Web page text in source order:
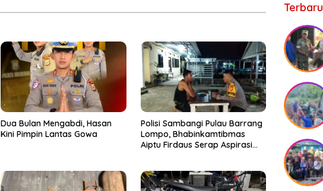
Dua Bulan Mengabdi, Hasan
Kini Pimpin Lantas Gowa
Polisi Sambangi Pulau Barrang
Lompo, Bhabinkamtibmas
Aiptu Firdaus Serap Aspirasi
Terbaru